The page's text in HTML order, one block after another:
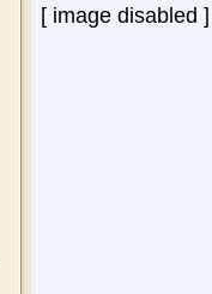
[ image disabled ]